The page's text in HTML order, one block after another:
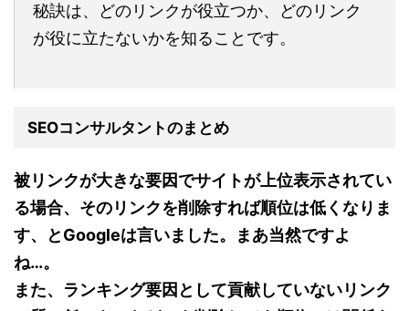
秘訣は、どのリンクが役立つか、どのリンク
が役に立たないかを知ることです。
SEOコンサルタントのまとめ
被リンクが大きな要因でサイトが上位表示されてい
る場合、そのリンクを削除すれば順位は低くなりま
す、とGoogleは言いました。まあ当然ですよ
ね…。
また、ランキング要因として貢献していないリンク